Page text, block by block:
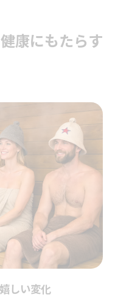
康にもたらす
しい変化